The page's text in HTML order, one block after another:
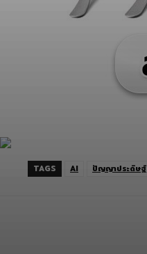
TAGS AI ปัญญาประดิษฐ์